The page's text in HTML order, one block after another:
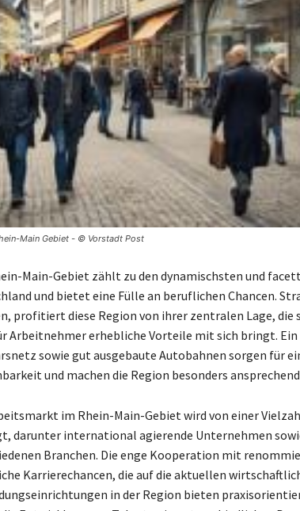
Main Gebiet - © Vorstadt Post
Main-Gebiet zählt zu den dynamischsten und
und bietet eine Fülle an beruflichen Chancen.
profitiert diese Region von ihrer zentralen Lage, die
Arbeitnehmer erhebliche Vorteile mit sich bringt.
sowie gut ausgebaute Autobahnen sorgen für
und machen die Region besonders
im Rhein-Main-Gebiet wird von einer
darunter international agierende Unternehmen
Branchen. Die enge Kooperation mit
Karrierechancen, die auf die aktuellen
in der Region bieten